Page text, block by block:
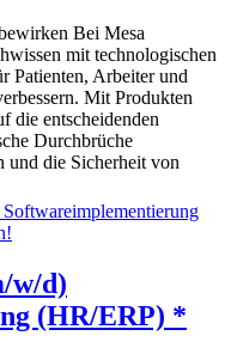
Bei Mesa
mit technologischen
Patienten, Arbeiter und
Mit Produkten
die entscheidenden
Durchbrüche
und die Sicherheit von
w/d)
(HR/ERP) *